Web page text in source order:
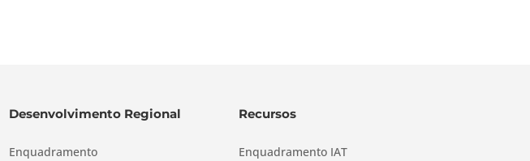
Desenvolvimento Regional
Enquadramento
Recursos
Enquadramento IAT